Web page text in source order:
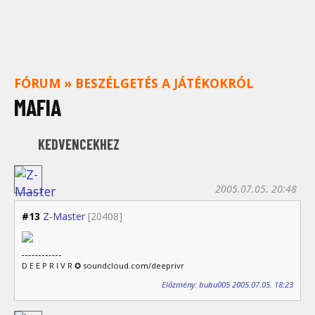
FÓRUM » BESZÉLGETÉS A JÁTÉKOKRÓL
MAFIA
KEDVENCEKHEZ
#13 Z-Master [20408]
2005.07.05. 20:48
D E E P R I V R ✪ soundcloud.com/deeprivr
Előzmény: bubu005 2005.07.05. 18:23